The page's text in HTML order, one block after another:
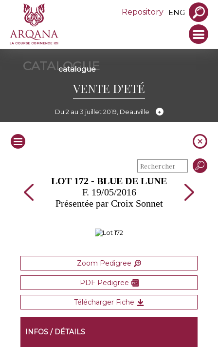
Repository ENG
CATALOGUE
catalogue
VENTE D'ETÉ
Du 2 au 3 juillet 2019, Deauville
LOT 172 - BLUE DE LUNE
F. 19/05/2016
Présentée par Croix Sonnet
Zoom Pedigree
PDF Pedigree
Télécharger Fiche
INFOS / DÉTAILS